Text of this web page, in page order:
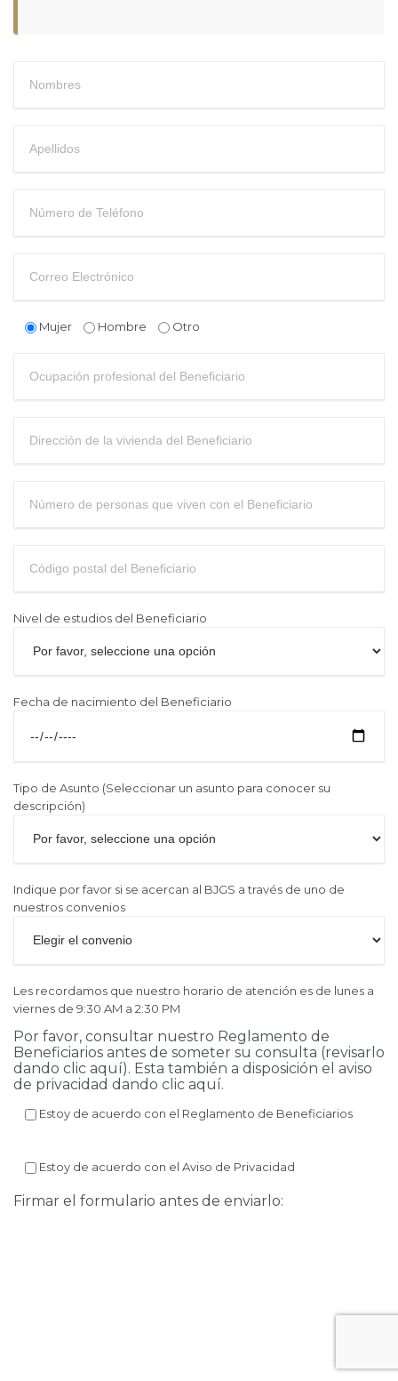
Mujer Hombre Otro
Nivel de estudios del Beneficiario
Fecha de nacimiento del Beneficiario
Tipo de Asunto (Seleccionar un asunto para conocer su
descripción)
Indique por favor si se acercan al BJGS a través de uno de
nuestros convenios
Les recordamos que nuestro horario de atención es de lunes a
viernes de 9:30 AM a 2:30 PM
Por favor, consultar nuestro Reglamento de
Beneficiarios antes de someter su consulta (revisarlo
dando clic aquí). Esta también a disposición el aviso
de privacidad dando clic aquí.
Estoy de acuerdo con el Reglamento de Beneficiarios
Estoy de acuerdo con el Aviso de Privacidad
Firmar el formulario antes de enviarlo: